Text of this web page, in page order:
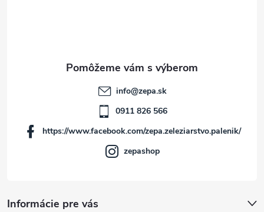
Informácie pre vás
info@zepa.sk
0911 826 566
https://www.facebook.com/zepa.zeleziarstvo.palenik/
zepashop